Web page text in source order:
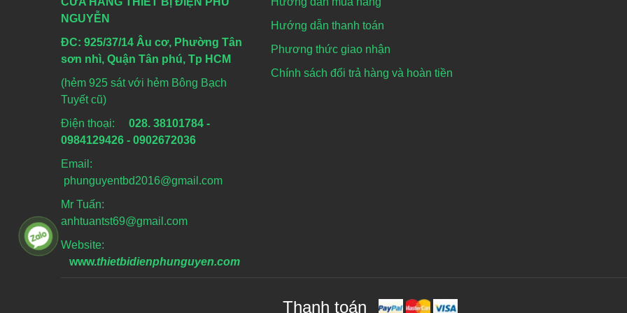
NGUYỄN
ĐC: 925/37/14 Âu cơ, Phường Tân
sơn nhì, Quận Tân phú, Tp HCM
(hẻm 925 sát với hẻm Bông Bạch
Tuyết cũ)
Điện thoại: 028. 38101784 -
0984129426 - 0902672036
Email:
phunguyentbd2016@gmail.com
Mr Tuấn:
anhtuantst69@gmail.com
Website:
www.thietbidienphunguyen.com
Hướng dẫn thanh toán
Phương thức giao nhận
Chính sách đổi trả hàng và hoàn tiền
Thanh toán